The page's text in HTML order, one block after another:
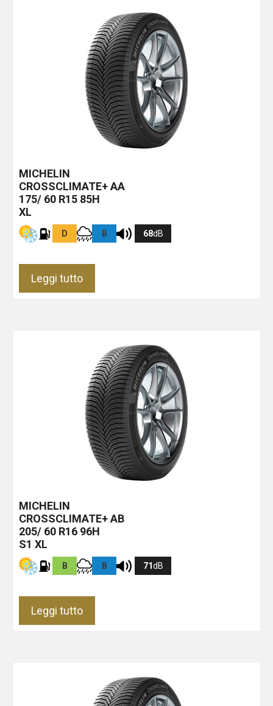
MICHELIN
CROSSCLIMATE+AA
175/ 60 R15 85H
XL
D B 68dB
Leggi tutto
MICHELIN
CROSSCLIMATE+AB
205/ 60 R16 96H
S1 XL
B B 71dB
Leggi tutto